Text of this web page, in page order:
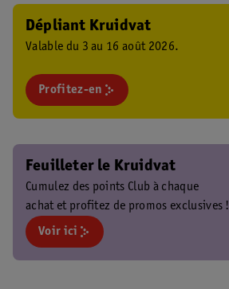
Dépliant Kruidvat
Valable du 3 au 16 août 2026.
Profitez-en
Feuilleter le Kruidvat
Cumulez des points Club à chaque
achat et profitez de promos exclusives !
Voir ici